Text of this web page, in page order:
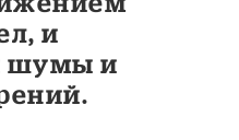
и
шумы и